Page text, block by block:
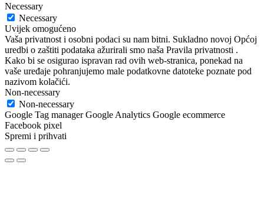
Necessary
Necessary
Uvijek omogućeno
Vaša privatnost i osobni podaci su nam bitni. Sukladno novoj Općoj
uredbi o zaštiti podataka ažurirali smo naša Pravila privatnosti .
Kako bi se osigurao ispravan rad ovih web-stranica, ponekad na
vaše uređaje pohranjujemo male podatkovne datoteke poznate pod
nazivom kolačići.
Non-necessary
Non-necessary
Google Tag manager Google Analytics Google ecommerce
Facebook pixel
Spremi i prihvati